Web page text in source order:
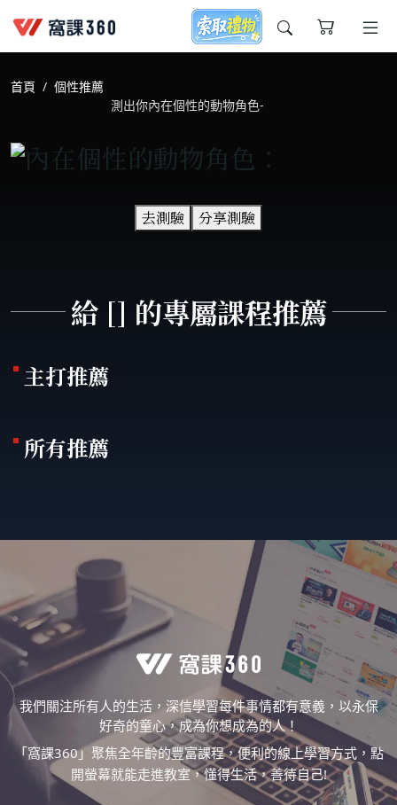
今天想要學什麼?
首頁
個性推薦
測出你內在個性的動物角色-
去測驗 分享測驗
給 [] 的專屬課程推薦
主打推薦
所有推薦
我們關注所有人的生活，深信學習每件事情都有意義，以永保
好奇的童心，成為你想成為的人！
「窩課360」聚焦全年齡的豐富課程，便利的線上學習方式，點
開螢幕就能走進教室，懂得生活，善待自己!